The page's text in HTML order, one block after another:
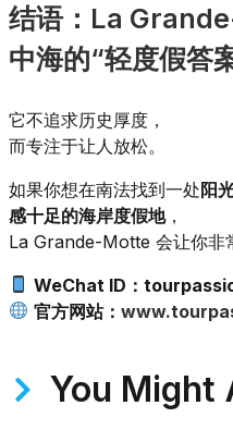
结语：La
中海的“轻度假答
它不追求历史厚度，
而专注于让人放松。
如果你想在南法找到一处阳
感十足的海岸度假地，
La Grande-Motte 会让你非
WeChat ID：
官方网站：
You Might